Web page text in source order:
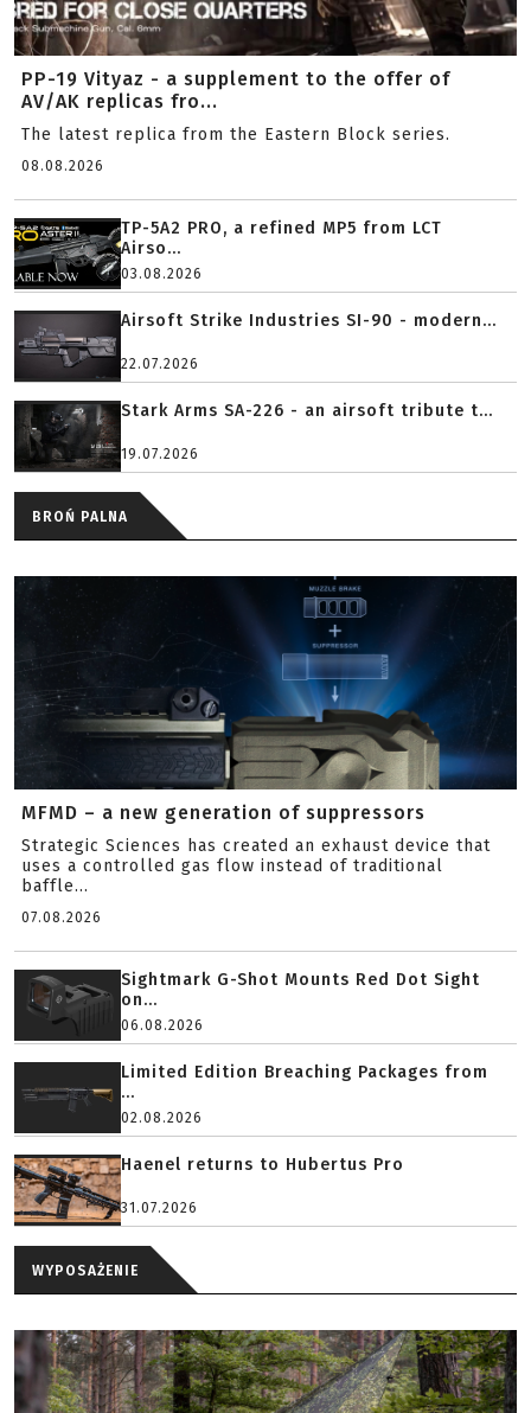
PP-19 Vityaz - a supplement to the offer of
AV/AK replicas fro...
The latest replica from the Eastern Block series.
08.08.2026
TP-5A2 PRO, a refined MP5 from LCT
Airso...
03.08.2026
Airsoft Strike Industries SI-90 - modern...
22.07.2026
Stark Arms SA-226 - an airsoft tribute t...
19.07.2026
BROŃ PALNA
MFMD – a new generation of suppressors
Strategic Sciences has created an exhaust device that
uses a controlled gas flow instead of traditional
baffle...
07.08.2026
Sightmark G-Shot Mounts Red Dot Sight
on...
06.08.2026
Limited Edition Breaching Packages from
...
02.08.2026
Haenel returns to Hubertus Pro
31.07.2026
WYPOSAŻENIE